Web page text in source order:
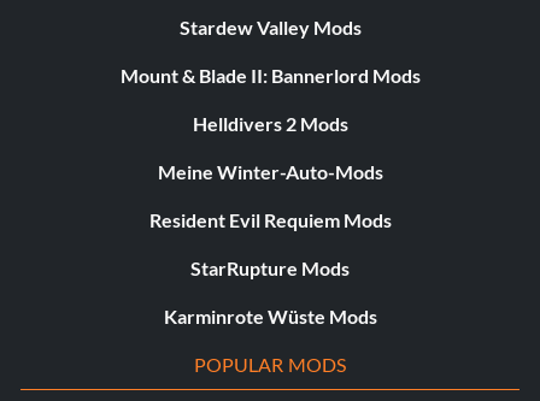
Stardew Valley Mods
Mount & Blade II: Bannerlord Mods
Helldivers 2 Mods
Meine Winter-Auto-Mods
Resident Evil Requiem Mods
StarRupture Mods
Karminrote Wüste Mods
POPULAR MODS